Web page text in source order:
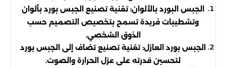
الجبس البورد بالألوان: تقنية تصنيع الجبس بورد بألوان
وتشطيبات فريدة تسمح بتخصيص التصميم حسب
الذوق الشخصي.
الجبس بورد العازل: تقنية تصنيع تضاف إلى الجبس بورد
لتحسين قدرته على عزل الحرارة والصوت.